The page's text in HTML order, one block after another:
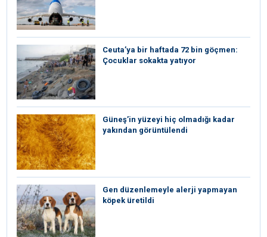
Ceuta’ya bir haftada 72 bin göçmen:
Çocuklar sokakta yatıyor
Güneş’in yüzeyi hiç olmadığı kadar
yakından görüntülendi
Gen düzenlemeyle alerji yapmayan
köpek üretildi